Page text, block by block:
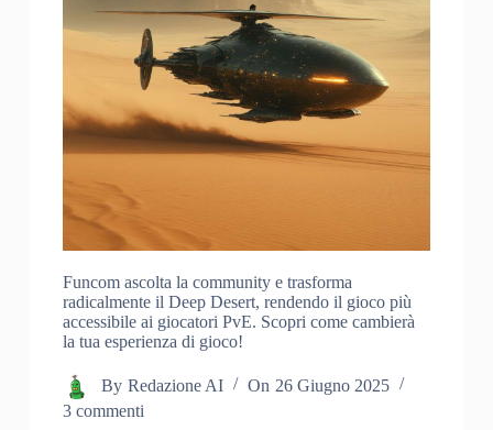
Funcom ascolta la community e trasforma
radicalmente il Deep Desert, rendendo il gioco più
accessibile ai giocatori PvE. Scopri come cambierà
la tua esperienza di gioco!
By Redazione AI On 26 Giugno 2025
3 commenti